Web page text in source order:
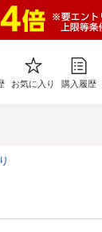
お気に入り 購入履歴